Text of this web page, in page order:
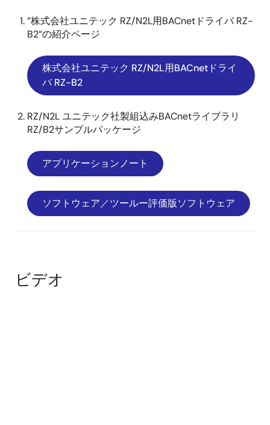
”株式会社ユニテック RZ/N2L用BACnetドライバ RZ-
B2“の紹介ページ
株式会社ユニテック RZ/N2L用BACnetドライ
バ RZ-B2
RZ/N2L ユニテック社製組込みBACnetライブラリ
RZ/B2サンプルパッケージ
アプリケーションノート
ソフトウェア／ツールー評価版ソフトウェア
ビデオ